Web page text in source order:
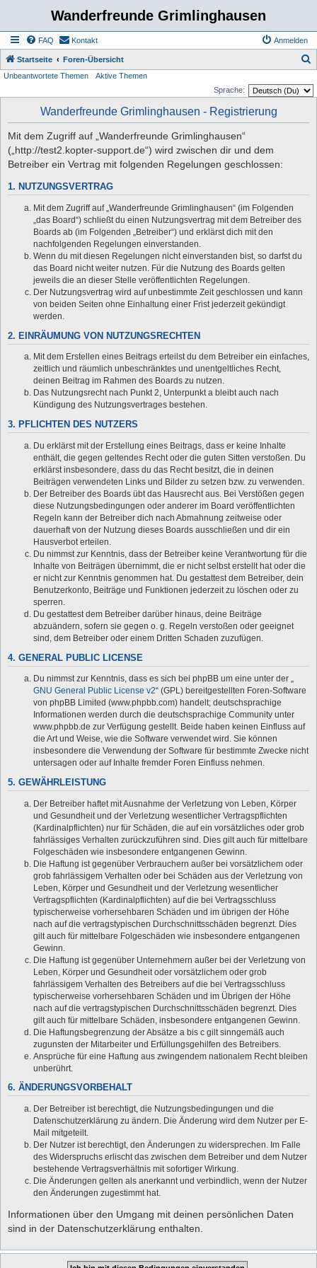
Wanderfreunde Grimlinghausen
FAQ Kontakt Anmelden
Startseite Foren-Übersicht
Unbeantwortete Themen
Aktive Themen
Sprache:
Wanderfreunde Grimlinghausen - Registrierung
Mit dem Zugriff auf „Wanderfreunde Grimlinghausen“
(„http://test2.kopter-support.de“) wird zwischen dir und dem
Betreiber ein Vertrag mit folgenden Regelungen geschlossen:
1. NUTZUNGSVERTRAG
Mit dem Zugriff auf „Wanderfreunde Grimlinghausen“ (im Folgenden
„das Board“) schließt du einen Nutzungsvertrag mit dem Betreiber des
Boards ab (im Folgenden „Betreiber“) und erklärst dich mit den
nachfolgenden Regelungen einverstanden.
Wenn du mit diesen Regelungen nicht einverstanden bist, so darfst du
das Board nicht weiter nutzen. Für die Nutzung des Boards gelten
jeweils die an dieser Stelle veröffentlichten Regelungen.
Der Nutzungsvertrag wird auf unbestimmte Zeit geschlossen und kann
von beiden Seiten ohne Einhaltung einer Frist jederzeit gekündigt
werden.
2. EINRÄUMUNG VON NUTZUNGSRECHTEN
Mit dem Erstellen eines Beitrags erteilst du dem Betreiber ein einfaches,
zeitlich und räumlich unbeschränktes und unentgeltliches Recht,
deinen Beitrag im Rahmen des Boards zu nutzen.
Das Nutzungsrecht nach Punkt 2, Unterpunkt a bleibt auch nach
Kündigung des Nutzungsvertrages bestehen.
3. PFLICHTEN DES NUTZERS
Du erklärst mit der Erstellung eines Beitrags, dass er keine Inhalte
enthält, die gegen geltendes Recht oder die guten Sitten verstoßen. Du
erklärst insbesondere, dass du das Recht besitzt, die in deinen
Beiträgen verwendeten Links und Bilder zu setzen bzw. zu verwenden.
Der Betreiber des Boards übt das Hausrecht aus. Bei Verstößen gegen
diese Nutzungsbedingungen oder anderer im Board veröffentlichten
Regeln kann der Betreiber dich nach Abmahnung zeitweise oder
dauerhaft von der Nutzung dieses Boards ausschließen und dir ein
Hausverbot erteilen.
Du nimmst zur Kenntnis, dass der Betreiber keine Verantwortung für die
Inhalte von Beiträgen übernimmt, die er nicht selbst erstellt hat oder die
er nicht zur Kenntnis genommen hat. Du gestattest dem Betreiber, dein
Benutzerkonto, Beiträge und Funktionen jederzeit zu löschen oder zu
sperren.
Du gestattest dem Betreiber darüber hinaus, deine Beiträge
abzuändern, sofern sie gegen o. g. Regeln verstoßen oder geeignet
sind, dem Betreiber oder einem Dritten Schaden zuzufügen.
4. GENERAL PUBLIC LICENSE
Du nimmst zur Kenntnis, dass es sich bei phpBB um eine unter der „
GNU General Public License v2“ (GPL) bereitgestellten Foren-Software
von phpBB Limited (www.phpbb.com) handelt; deutschsprachige
Informationen werden durch die deutschsprachige Community unter
www.phpbb.de zur Verfügung gestellt. Beide haben keinen Einfluss auf
die Art und Weise, wie die Software verwendet wird. Sie können
insbesondere die Verwendung der Software für bestimmte Zwecke nicht
untersagen oder auf Inhalte fremder Foren Einfluss nehmen.
5. GEWÄHRLEISTUNG
Der Betreiber haftet mit Ausnahme der Verletzung von Leben, Körper
und Gesundheit und der Verletzung wesentlicher Vertragspflichten
(Kardinalpflichten) nur für Schäden, die auf ein vorsätzliches oder grob
fahrlässiges Verhalten zurückzuführen sind. Dies gilt auch für mittelbare
Folgeschäden wie insbesondere entgangenen Gewinn.
Die Haftung ist gegenüber Verbrauchern außer bei vorsätzlichem oder
grob fahrlässigem Verhalten oder bei Schäden aus der Verletzung von
Leben, Körper und Gesundheit und der Verletzung wesentlicher
Vertragspflichten (Kardinalpflichten) auf die bei Vertragsschluss
typischerweise vorhersehbaren Schäden und im übrigen der Höhe
nach auf die vertragstypischen Durchschnittsschäden begrenzt. Dies
gilt auch für mittelbare Folgeschäden wie insbesondere entgangenen
Gewinn.
Die Haftung ist gegenüber Unternehmern außer bei der Verletzung von
Leben, Körper und Gesundheit oder vorsätzlichem oder grob
fahrlässigem Verhalten des Betreibers auf die bei Vertragsschluss
typischerweise vorhersehbaren Schäden und im Übrigen der Höhe
nach auf die vertragstypischen Durchschnittsschäden begrenzt. Dies
gilt auch für mittelbare Schäden, insbesondere entgangenen Gewinn.
Die Haftungsbegrenzung der Absätze a bis c gilt sinngemäß auch
zugunsten der Mitarbeiter und Erfüllungsgehilfen des Betreibers.
Ansprüche für eine Haftung aus zwingendem nationalem Recht bleiben
unberührt.
6. ÄNDERUNGSVORBEHALT
Der Betreiber ist berechtigt, die Nutzungsbedingungen und die
Datenschutzerklärung zu ändern. Die Änderung wird dem Nutzer per E-
Mail mitgeteilt.
Der Nutzer ist berechtigt, den Änderungen zu widersprechen. Im Falle
des Widerspruchs erlischt das zwischen dem Betreiber und dem Nutzer
bestehende Vertragsverhältnis mit sofortiger Wirkung.
Die Änderungen gelten als anerkannt und verbindlich, wenn der Nutzer
den Änderungen zugestimmt hat.
Informationen über den Umgang mit deinen persönlichen Daten
sind in der Datenschutzerklärung enthalten.